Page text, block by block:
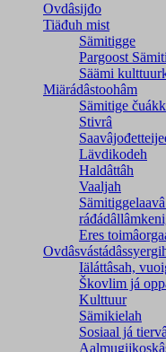
Ovdâsijđo
Tiäđuh mist
Sämitigge
Pargoost
Säämi
Miärádâstoohâm
Sämitige
Stivrâ
Lävdikodeh
Haldâttâh
Vaaljah
Eres
Iäláttâsah,
Škovlim já
Kulttuur
Sämikielah
Sosiaal já